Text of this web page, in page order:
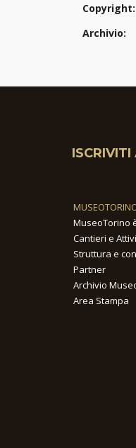
Copyright:
Archivio:
MuseoTorino
Cantieri e
Struttura e
Partner
Archivio
Area Stampa